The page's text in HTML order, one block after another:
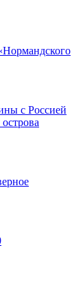
с Россией